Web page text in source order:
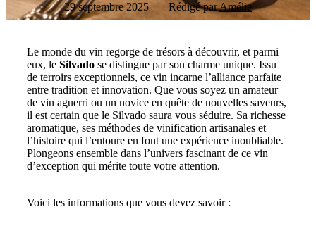
29 septembre 2025 Rédigé parAmélie
Le monde du vin regorge de trésors à découvrir, et parmi
eux, le Silvado se distingue par son charme unique. Issu
de terroirs exceptionnels, ce vin incarne l’alliance parfaite
entre tradition et innovation. Que vous soyez un amateur
de vin aguerri ou un novice en quête de nouvelles saveurs,
il est certain que le Silvado saura vous séduire. Sa richesse
aromatique, ses méthodes de vinification artisanales et
l’histoire qui l’entoure en font une expérience inoubliable.
Plongeons ensemble dans l’univers fascinant de ce vin
d’exception qui mérite toute votre attention.
Voici les informations que vous devez savoir :